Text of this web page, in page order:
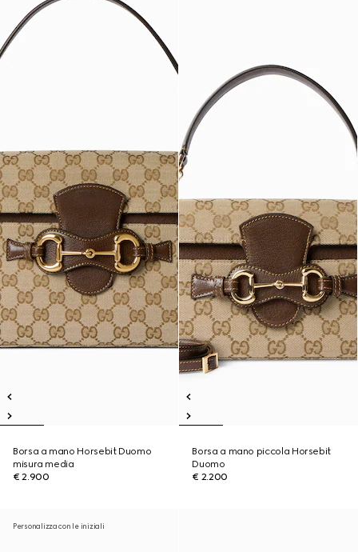
Borsa a mano Horsebit Duomo
misura media
€ 2.900
Borsa a mano piccola Horsebit
Duomo
€ 2.200
Personalizza con le iniziali